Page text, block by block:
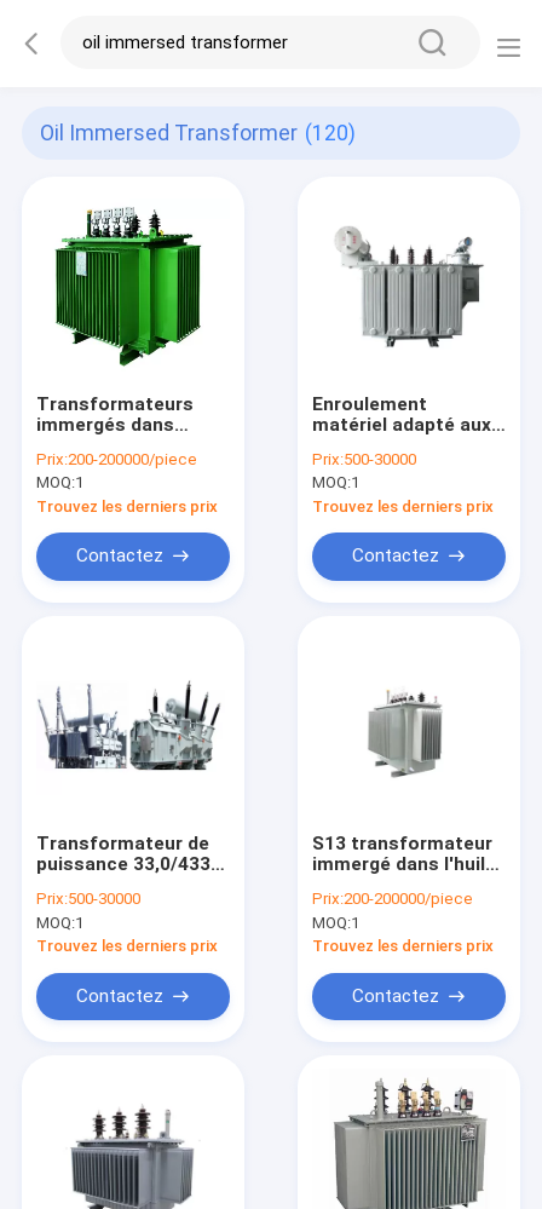
Oil Immersed Transformer (120)
Transformateurs
immergés dans
500 KVAs 3D pour le
système de
distribution
industriel
Prix:200-200000/piece
MOQ:1
Trouvez les derniers prix
Contactez
Enroulement
matériel adapté aux
d'en cuivre immergé
dans l'huile du
transformateur 35kv
double
Prix:500-30000
MOQ:1
Trouvez les derniers prix
Contactez
Transformateur de
puissance 33,0/433kv
triphasé de l'en
cuivre 500kva de
transformateur
Prix:500-30000
MOQ:1
Trouvez les derniers prix
Contactez
S13 transformateur
immergé dans l'huile,
transformateur de
courant électrique de
630 KVAs
Prix:200-200000/piece
MOQ:1
Trouvez les derniers prix
Contactez